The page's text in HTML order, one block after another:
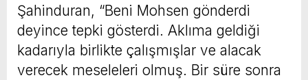
Şahinduran, “Beni Mohsen gönderdi
deyince tepki gösterdi. Aklıma geldiği
kadarıyla birlikte çalışmışlar ve alacak
verecek meseleleri olmuş. Bir süre sonra